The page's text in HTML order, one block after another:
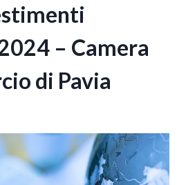
– Camera
di Pavia